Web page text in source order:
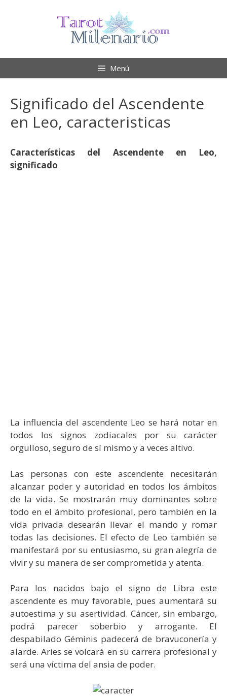
Menú
Significado del Ascendente
en Leo, caracteristicas
Características del Ascendente en Leo,
significado
La influencia del ascendente Leo se hará notar en
todos los signos zodiacales por su carácter
orgulloso, seguro de sí mismo y a veces altivo.
Las personas con este ascendente necesitarán
alcanzar poder y autoridad en todos los ámbitos
de la vida. Se mostrarán muy dominantes sobre
todo en el ámbito profesional, pero también en la
vida privada desearán llevar el mando y romar
todas las decisiones. El efecto de Leo también se
manifestará por su entusiasmo, su gran alegría de
vivir y su manera de ser comprometida y atenta.
Para los nacidos bajo el signo de Libra este
ascendente es muy favorable, pues aumentará su
autoestima y su asertividad. Cáncer, sin embargo,
podrá parecer soberbio y arrogante. El
despabilado Géminis padecerá de bravuconería y
alarde. Aries se volcará en su carrera profesional y
será una víctima del ansia de poder.